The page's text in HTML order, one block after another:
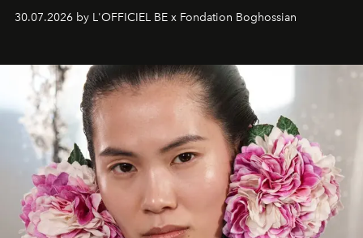
fonkelend Murano-glas creëert de Franse kunstenaar
een emotionele reis waarin elk werk de herinnering
moment van verwondering.
30.07.2026 by L'OFFICIEL BE x Fondation Boghossian